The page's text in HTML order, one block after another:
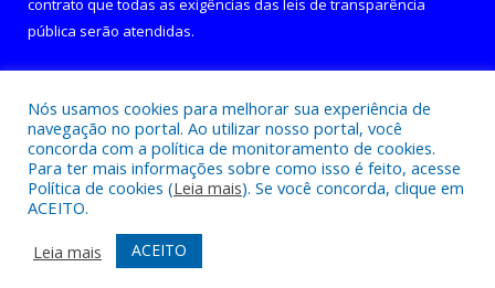
contrato que todas as exigências das leis de transparência
pública serão atendidas.
Todos os direitos reservados a Câmara Municipal de Curralinho.
Mapa do Site
Acessar Área Administrativa
Acessar Webmail
Nós usamos cookies para melhorar sua experiência de
navegação no portal. Ao utilizar nosso portal, você
concorda com a política de monitoramento de cookies.
Para ter mais informações sobre como isso é feito, acesse
Política de cookies (Leia mais). Se você concorda, clique em
ACEITO.
Leia mais
ACEITO